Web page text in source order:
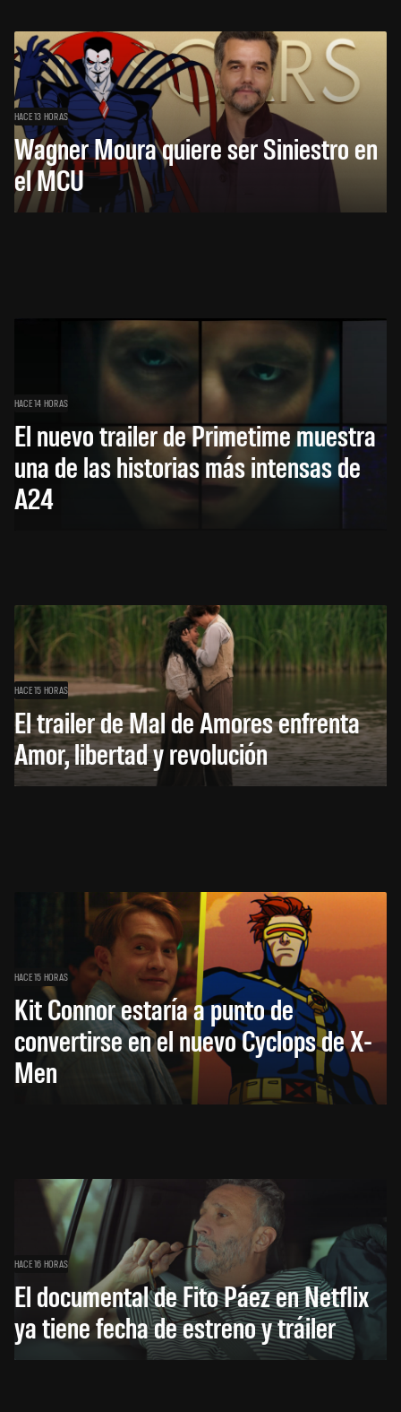
HACE 13 HORAS
Wagner Moura quiere ser Siniestro en
el MCU
HACE 14 HORAS
El nuevo trailer de Primetime muestra
una de las historias más intensas de
A24
HACE 15 HORAS
El trailer de Mal de Amores enfrenta
Amor, libertad y revolución
HACE 15 HORAS
Kit Connor estaría a punto de
convertirse en el nuevo Cyclops de X-
Men
HACE 16 HORAS
El documental de Fito Páez en Netflix
ya tiene fecha de estreno y tráiler